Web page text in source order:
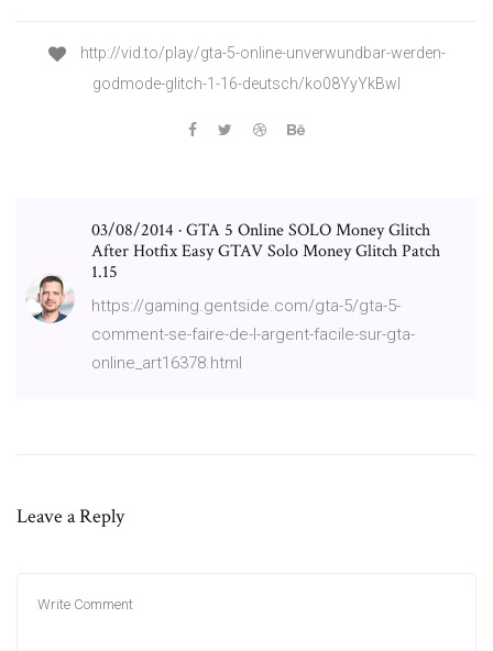
http://vid.to/play/gta-5-online-unverwundbar-werden-
godmode-glitch-1-16-deutsch/ko08YyYkBwI
03/08/2014 · GTA 5 Online SOLO Money Glitch
After Hotfix Easy GTAV Solo Money Glitch Patch
1.15
https://gaming.gentside.com/gta-5/gta-5-
comment-se-faire-de-l-argent-facile-sur-gta-
online_art16378.html
Leave a Reply